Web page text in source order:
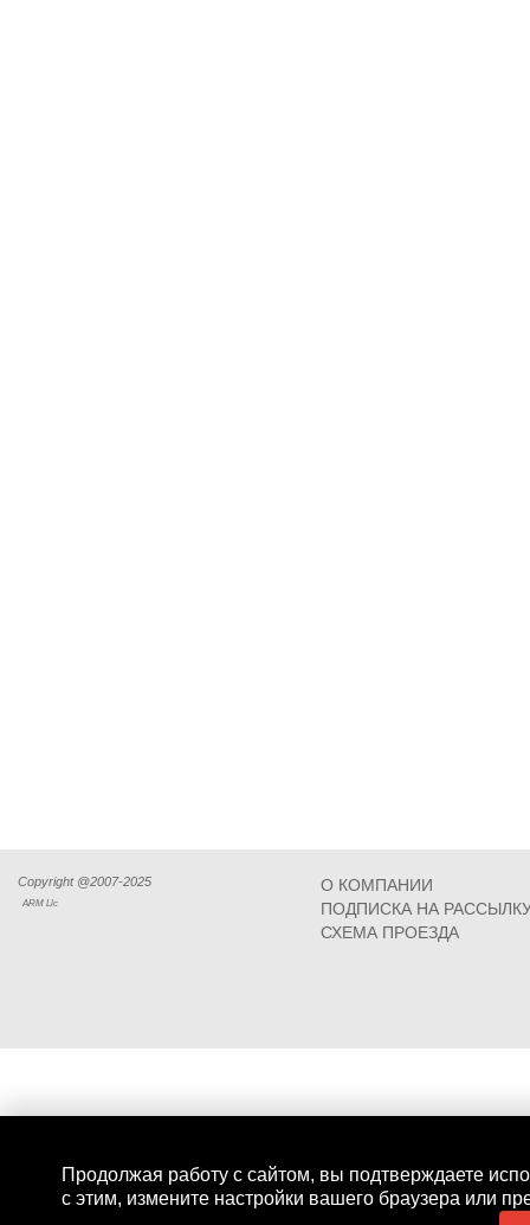
Продолжая работу с сайтом, вы подтверждаете
с этим, измените настройки вашего браузера или
Copyright @2007-2025
ARM Llc
О КОМПАНИИ
ПОДПИСКА НА
СХЕМА ПРОЕЗДА